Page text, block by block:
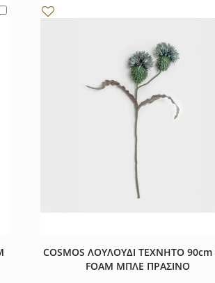
COSMOS ΛΟΥΛΟΥΔΙ ΤΕΧΝΗΤΟ 90cm
FOAM ΜΠΛΕ ΠΡΑΣΙΝΟ